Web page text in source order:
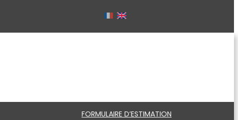
FORMULAIRE D’ESTIMATION